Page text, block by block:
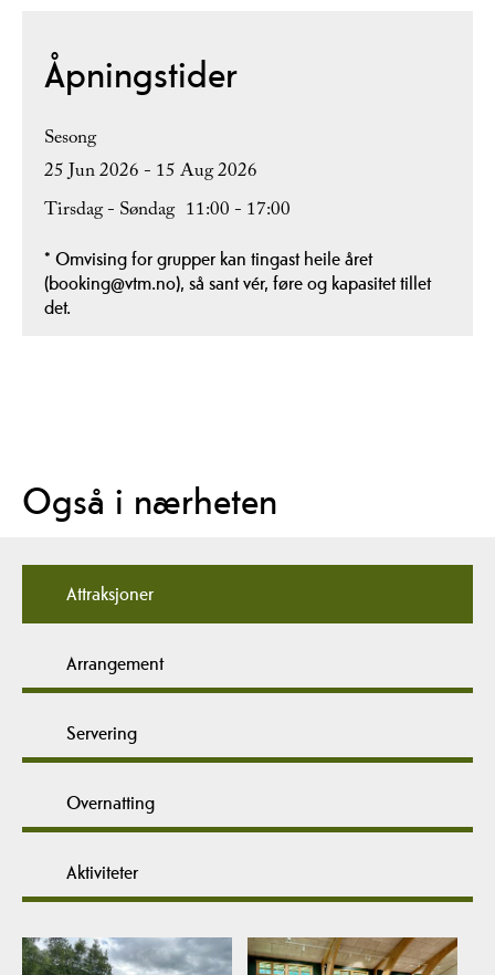
Åpningstider
Sesong
25 Jun 2026 - 15 Aug 2026
Tirsdag - Søndag 11:00 - 17:00
* Omvising for grupper kan tingast heile året
(booking@vtm.no), så sant vér, føre og kapasitet tillet
det.
Også i nærheten
Attraksjoner
Arrangement
Servering
Overnatting
Aktiviteter